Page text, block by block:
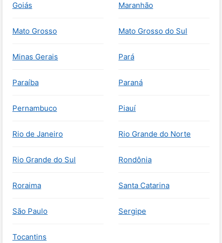
Goiás Maranhão
Mato Grosso Mato Grosso do Sul
Minas Gerais Pará
Paraíba Paraná
Pernambuco Piauí
Rio de Janeiro Rio Grande do Norte
Rio Grande do Sul Rondônia
Roraima Santa Catarina
São Paulo Sergipe
Tocantins